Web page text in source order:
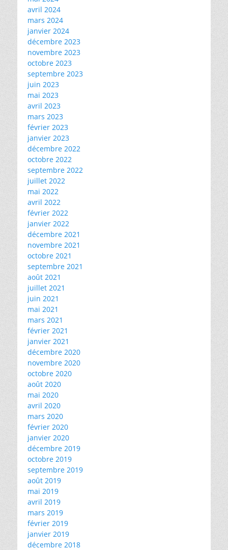
avril 2024
mars 2024
janvier 2024
décembre 2023
novembre 2023
octobre 2023
septembre 2023
juin 2023
mai 2023
avril 2023
mars 2023
février 2023
janvier 2023
décembre 2022
octobre 2022
septembre 2022
juillet 2022
mai 2022
avril 2022
février 2022
janvier 2022
décembre 2021
novembre 2021
octobre 2021
septembre 2021
août 2021
juillet 2021
juin 2021
mai 2021
mars 2021
février 2021
janvier 2021
décembre 2020
novembre 2020
octobre 2020
août 2020
mai 2020
avril 2020
mars 2020
février 2020
janvier 2020
décembre 2019
octobre 2019
septembre 2019
août 2019
mai 2019
avril 2019
mars 2019
février 2019
janvier 2019
décembre 2018